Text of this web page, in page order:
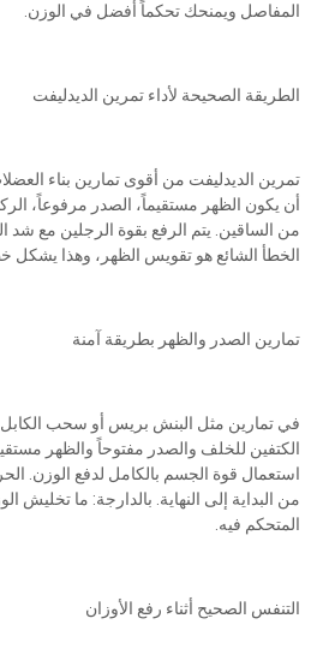
المفاصل ويمنحك تحكماً أفضل في الوزن.
الطريقة الصحيحة لأداء تمرين الديدليفت
تمرين الديدليفت من أقوى تمارين بناء
أن يكون الظهر مستقيماً، الصدر مرفوعاً،
من الساقين. يتم الرفع بقوة الرجلين مع
الخطأ الشائع هو تقويس الظهر، وهذا يشكل
تمارين الصدر والظهر بطريقة آمنة
في تمارين مثل البنش بريس أو سحب الكابل
الكتفين للخلف والصدر مفتوحاً والظهر
استعمال قوة الجسم بالكامل لدفع الوزن.
من البداية إلى النهاية. بالدارجة: ما
المتحكم فيه.
التنفس الصحيح أثناء رفع الأوزان